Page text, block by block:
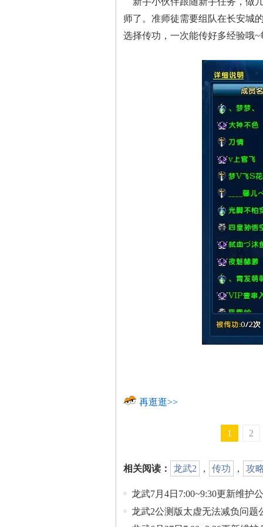
师了。准师徒需要组队在长安城
选择传功，一次能传好多经验哦
再逛逛>>
1 2
相关阅读： 龙武2 ， 传功 ， 攻
龙武7月4日7:00~9:30更新维护
龙武2公测版太虚无法减负问题